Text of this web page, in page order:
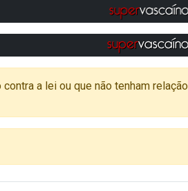
a lei ou que não tenham relação